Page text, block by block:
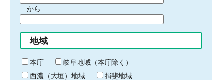
間
始
り
から
間
終
わ
り
地域
本庁
岐阜地域（本庁除く）
西濃（大垣）地域
揖斐地域